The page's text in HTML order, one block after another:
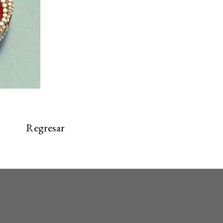
Regresar